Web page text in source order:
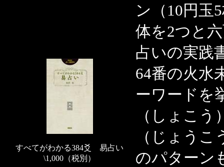
すべてがわかる384爻 易占い
\1,000（税別）
ン（10円玉
体を2つと
占いの実践
64番の火水
ーワードを
（しょこ
（じょう
のパターン